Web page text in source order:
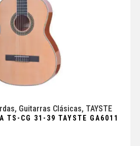
, Guitarras Clásicas, TAYSTE
TS-CG 31-39 TAYSTE GA6011